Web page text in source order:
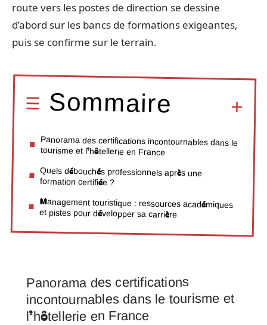
route vers les postes de direction se dessine
d’abord sur les bancs de formations exigeantes,
puis se confirme sur le terrain.
Sommaire
Panorama des certifications incontournables dans le
tourisme et l’hôtellerie en France
Quels débouchés professionnels après une
formation certifiée ?
Management touristique : ressources académiques
et pistes pour développer sa carrière
Panorama des certifications
incontournables dans le tourisme et
l’hôtellerie en France